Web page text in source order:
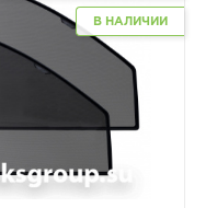
В НАЛИЧИИ